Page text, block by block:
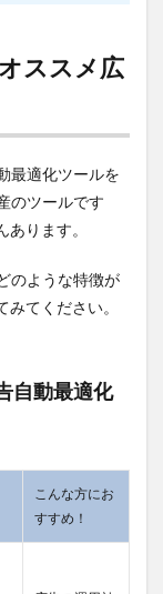
ススメ広
最適化ツールを
のツールです
ります。
のような特徴が
てください。
自動最適化
こんな方にお
すすめ！